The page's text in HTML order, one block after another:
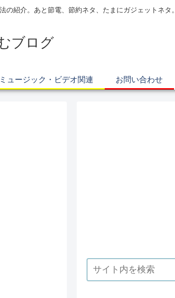
紹介。あと節電、節約ネタ、たまにガジェットネタ。
ブログ
ュージック・ビデオ関連 お問い合わせ